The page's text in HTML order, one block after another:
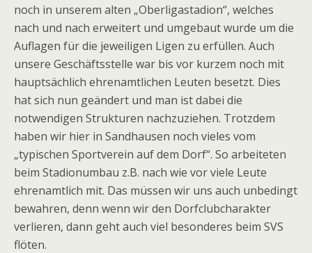
noch in unserem alten „Oberligastadion“, welches
nach und nach erweitert und umgebaut wurde um die
Auflagen für die jeweiligen Ligen zu erfüllen. Auch
unsere Geschäftsstelle war bis vor kurzem noch mit
hauptsächlich ehrenamtlichen Leuten besetzt. Dies
hat sich nun geändert und man ist dabei die
notwendigen Strukturen nachzuziehen. Trotzdem
haben wir hier in Sandhausen noch vieles vom
„typischen Sportverein auf dem Dorf“. So arbeiteten
beim Stadionumbau z.B. nach wie vor viele Leute
ehrenamtlich mit. Das müssen wir uns auch unbedingt
bewahren, denn wenn wir den Dorfclubcharakter
verlieren, dann geht auch viel besonderes beim SVS
flöten.